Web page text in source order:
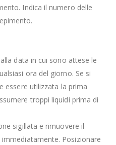
Indica il numero delle
data in cui sono attese le
ora del giorno. Se si
essere utilizzata la prima
troppi liquidi prima di
sigillata e rimuovere il
Posizionare